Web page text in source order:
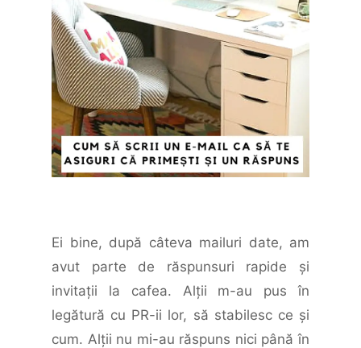
Ei bine, după câteva mailuri date, am
avut parte de răspunsuri rapide şi
invitaţii la cafea. Alţii m-au pus în
legătură cu PR-ii lor, să stabilesc ce şi
cum. Alţii nu mi-au răspuns nici până în